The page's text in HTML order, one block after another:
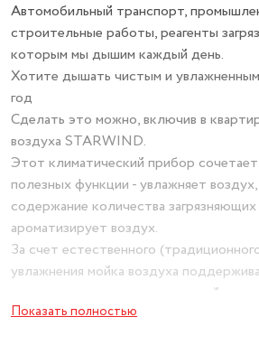
Автомобильный транспорт,
строительные работы, реагенты
которым мы дышим каждый день.
Хотите дышать чистым и
год
Сделать это можно, включив в
воздуха STARWIND.
Этот климатический прибор сочетает
полезных функции - увлажняет
содержание количества
ароматизирует воздух.
За счет естественного
увлажнения мойка воздуха
уровень влажности для текущей
Плюсом естественного принципа
Показать полностью